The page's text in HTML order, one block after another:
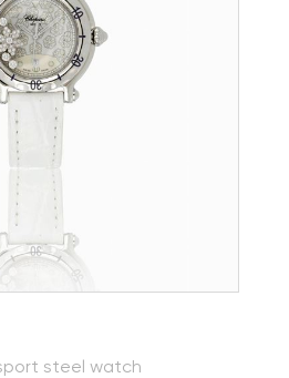
steel watch